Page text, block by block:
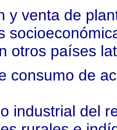
y venta de
otros países
consumo de
industrial del